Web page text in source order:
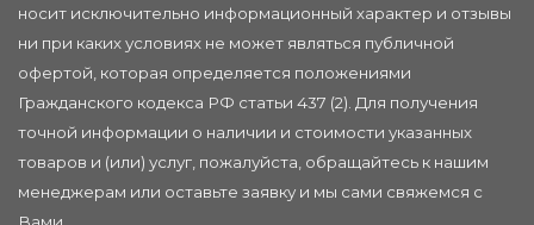
носит исключительно информационный характер и отзывы
ни при каких условиях не может являться публичной
офертой, которая определяется положениями
Гражданского кодекса РФ статьи 437 (2). Для получения
точной информации о наличии и стоимости указанных
товаров и (или) услуг, пожалуйста, обращайтесь к нашим
менеджерам или оставьте заявку и мы сами свяжемся с